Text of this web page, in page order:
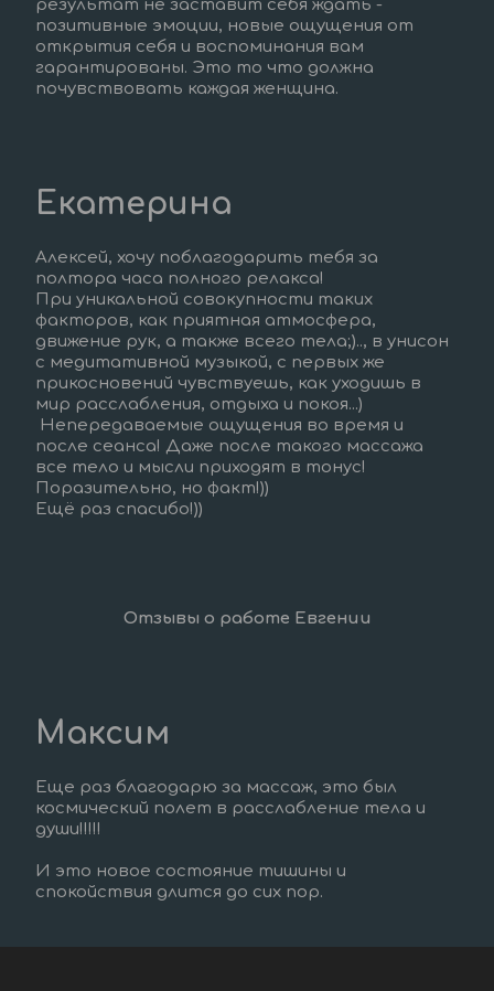
результат не заставит себя ждать -
позитивные эмоции, новые ощущения от
открытия себя и воспоминания вам
гарантированы. Это то что должна
почувствовать каждая женщина.
Екатерина
Алексей, хочу поблагодарить тебя за
полтора часа полного релакса!
При уникальной совокупности таких
факторов, как приятная атмосфера,
движение рук, а также всего тела;).., в унисон
с медитативной музыкой, с первых же
прикосновений чувствуешь, как уходишь в
мир расслабления, отдыха и покоя...)
Непередаваемые ощущения во время и
после сеанса! Даже после такого массажа
все тело и мысли приходят в тонус!
Поразительно, но факт!))
Ещё раз спасибо!))
Отзывы о работе Евгении
Максим
Еще раз благодарю за массаж, это был
космический полет в расслабление тела и
души!!!!!
И это новое состояние тишины и
спокойствия длится до сих пор.